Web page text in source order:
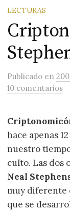
LECTURAS
Publicado en
10 comentarios
hace apenas
nuestro
culto. Las dos
Neal
muy diferente
que se